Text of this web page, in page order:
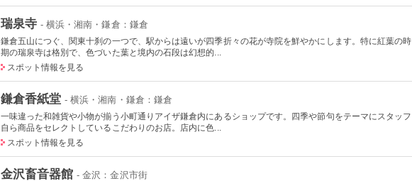
瑞泉寺 - 横浜・湘南・鎌倉：鎌倉
鎌倉五山につぐ、関東十刹の一つで、駅からは遠いが四季折々の花が寺院を鮮やかにします。特に紅葉の時
期の瑞泉寺は格別で、色づいた葉と境内の石段は幻想的...
スポット情報を見る
鎌倉香紙堂 - 横浜・湘南・鎌倉：鎌倉
一味違った和雑貨や小物が揃う小町通りアイザ鎌倉内にあるショップです。四季や節句をテーマにスタッフ
自ら商品をセレクトしているこだわりのお店。店内に色...
スポット情報を見る
金沢畜音器館 - 金沢：金沢市街